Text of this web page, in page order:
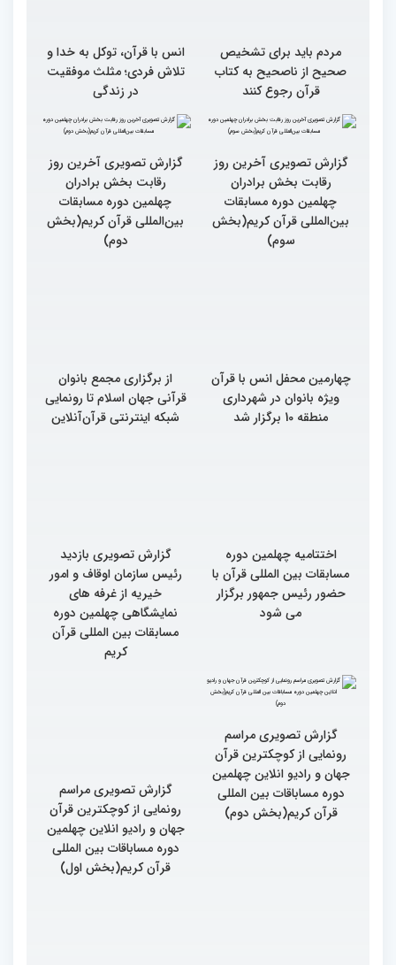
مردم باید برای تشخیص
صحیح از ناصحیح به کتاب
قرآن رجوع کنند
انس با قرآن، توکل به خدا و
تلاش فردی؛ مثلث موفقیت
در زندگی
گزارش تصویری آخرین روز
رقابت بخش برادران
چهلمین دوره مسابقات
بین‌المللی قرآن کریم(بخش
سوم)
گزارش تصویری آخرین روز
رقابت بخش برادران
چهلمین دوره مسابقات
بین‌المللی قرآن کریم(بخش
دوم)
چهارمین محفل انس با قرآن
ویژه بانوان در شهرداری
منطقه 10 برگزار شد
از برگزاری مجمع بانوان
قرآنی جهان اسلام تا رونمایی
شبکه اینترنتی قرآن‌آنلاین
اختتامیه چهلمین دوره
مسابقات بین المللی قرآن با
حضور رئیس جمهور برگزار
می شود
گزارش تصویری بازدید
رئیس سازمان اوقاف و امور
خیریه از غرفه های
نمایشگاهی چهلمین دوره
مسابقات بین المللی قرآن
کریم
گزارش تصویری مراسم
رونمایی از کوچکترین قرآن
گزارش تصویری مراسم
رونمایی از کوچکترین قرآن
جهان و رادیو انلاین چهلمین
دوره مساباقات بین المللی
قرآن کریم(بخش اول)